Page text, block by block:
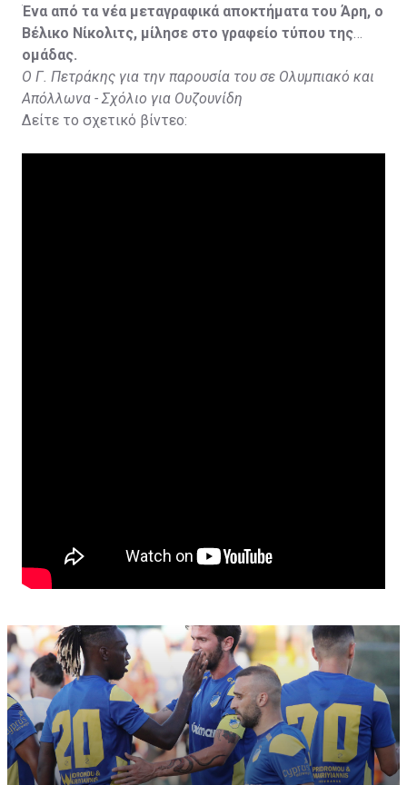
Ένα από τα νέα μεταγραφικά αποκτήματα του Άρη, ο
Βέλικο Νίκολιτς, μίλησε στο γραφείο τύπου της
ομάδας.
Ο Γ. Πετράκης για την παρουσία του σε Ολυμπιακό και
Απόλλωνα - Σχόλιο για Ουζουνίδη
Δείτε το σχετικό βίντεο: